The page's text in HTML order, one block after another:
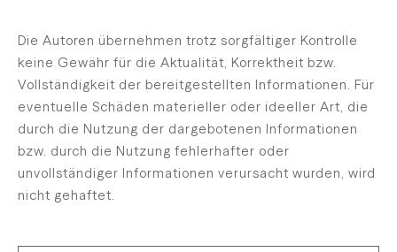
Die Autoren übernehmen trotz sorgfältiger Kontrolle
keine Gewähr für die Aktualität, Korrektheit bzw.
Vollständigkeit der bereitgestellten Informationen. Für
eventuelle Schäden materieller oder ideeller Art, die
durch die Nutzung der dargebotenen Informationen
bzw. durch die Nutzung fehlerhafter oder
unvollständiger Informationen verursacht wurden, wird
nicht gehaftet.